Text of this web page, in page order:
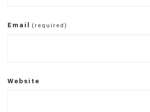
Email (required)
Website